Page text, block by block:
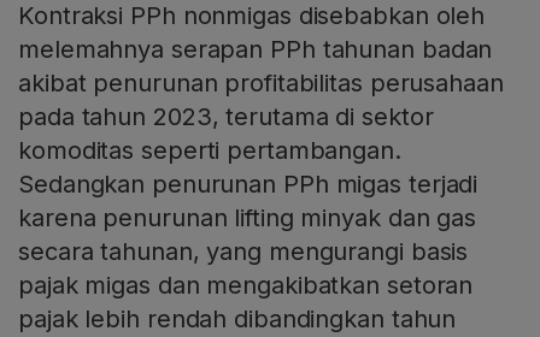
Kontraksi PPh nonmigas disebabkan oleh
melemahnya serapan PPh tahunan badan
akibat penurunan profitabilitas perusahaan
pada tahun 2023, terutama di sektor
komoditas seperti pertambangan.
Sedangkan penurunan PPh migas terjadi
karena penurunan lifting minyak dan gas
secara tahunan, yang mengurangi basis
pajak migas dan mengakibatkan setoran
pajak lebih rendah dibandingkan tahun